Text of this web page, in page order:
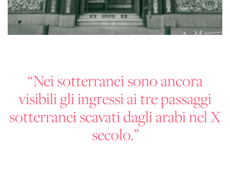
“Nei sotterranei sono ancora
visibili gli ingressi ai tre passaggi
sotterranei scavati dagli arabi nel X
secolo.”